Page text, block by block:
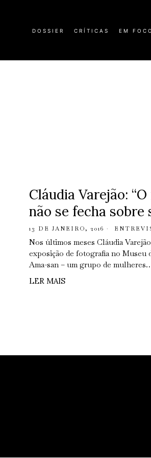
DOSSIER CRÍTICAS EM FOCO
Cláudia Varejão:
não se fecha sobre
13 DE JANEIRO, 2016
Nos últimos meses Cláudia
exposição de fotografia no Museu
Ama-san – um grupo de
LER MAIS